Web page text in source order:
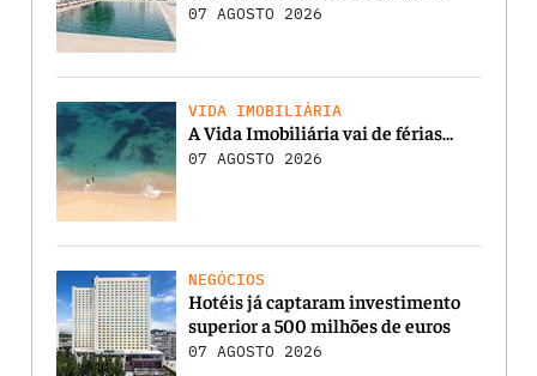
07 AGOSTO 2026
VIDA IMOBILIÁRIA
A Vida Imobiliária vai de férias…
07 AGOSTO 2026
NEGÓCIOS
Hotéis já captaram investimento
superior a 500 milhões de euros
07 AGOSTO 2026